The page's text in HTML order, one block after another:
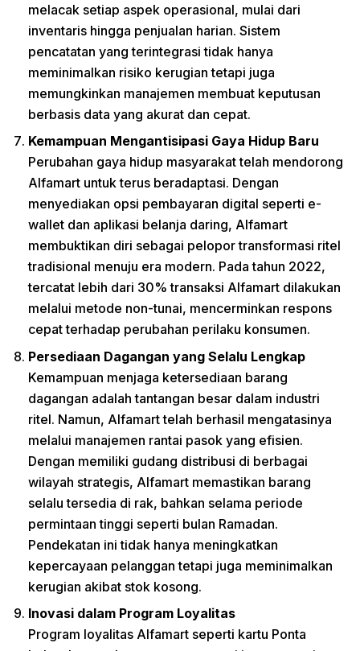
melacak setiap aspek operasional, mulai dari
inventaris hingga penjualan harian. Sistem
pencatatan yang terintegrasi tidak hanya
meminimalkan risiko kerugian tetapi juga
memungkinkan manajemen membuat keputusan
berbasis data yang akurat dan cepat.
Kemampuan Mengantisipasi Gaya Hidup Baru
Perubahan gaya hidup masyarakat telah mendorong
Alfamart untuk terus beradaptasi. Dengan
menyediakan opsi pembayaran digital seperti e-
wallet dan aplikasi belanja daring, Alfamart
membuktikan diri sebagai pelopor transformasi ritel
tradisional menuju era modern. Pada tahun 2022,
tercatat lebih dari 30% transaksi Alfamart dilakukan
melalui metode non-tunai, mencerminkan respons
cepat terhadap perubahan perilaku konsumen.
Persediaan Dagangan yang Selalu Lengkap
Kemampuan menjaga ketersediaan barang
dagangan adalah tantangan besar dalam industri
ritel. Namun, Alfamart telah berhasil mengatasinya
melalui manajemen rantai pasok yang efisien.
Dengan memiliki gudang distribusi di berbagai
wilayah strategis, Alfamart memastikan barang
selalu tersedia di rak, bahkan selama periode
permintaan tinggi seperti bulan Ramadan.
Pendekatan ini tidak hanya meningkatkan
kepercayaan pelanggan tetapi juga meminimalkan
kerugian akibat stok kosong.
Inovasi dalam Program Loyalitas
Program loyalitas Alfamart seperti kartu Ponta